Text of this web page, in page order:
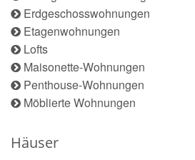
Erdgeschosswohnungen
Etagenwohnungen
Lofts
Maisonette-Wohnungen
Penthouse-Wohnungen
Möblierte Wohnungen
Häuser